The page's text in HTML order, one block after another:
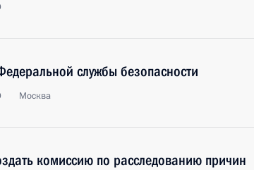
службы безопасности
Москва
комиссию по расследованию причин